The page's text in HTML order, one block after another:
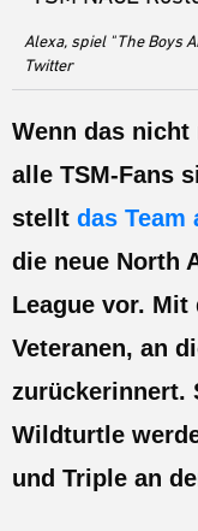
SKINS
PATCH NOTES
GUIDES
LORE
CHAMPIONS
MORE
Alexa, spiel "The Boys
Twitter
Wenn das
alle TSM-Fans
stellt das Team
die neue North
League vor. Mit
Veteranen, an
zurückerinnert.
Wildturtle
und Triple an